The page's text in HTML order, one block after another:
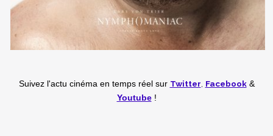
Suivez l'actu cinéma en temps réel sur Twitter Facebook&
Youtube!